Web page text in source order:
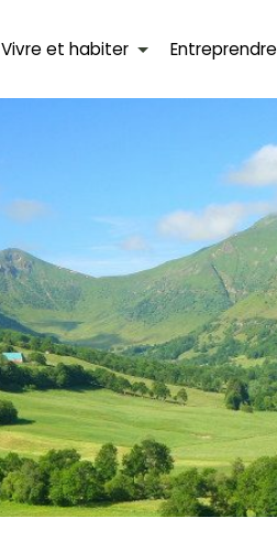
Vivre et habiter Entreprendre